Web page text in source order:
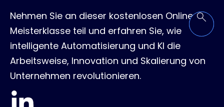
Nehmen Sie an dieser kostenlosen Online-
Meisterklasse teil und erfahren Sie, wie
intelligente Automatisierung und KI die
Arbeitsweise, Innovation und Skalierung von
Unternehmen revolutionieren.